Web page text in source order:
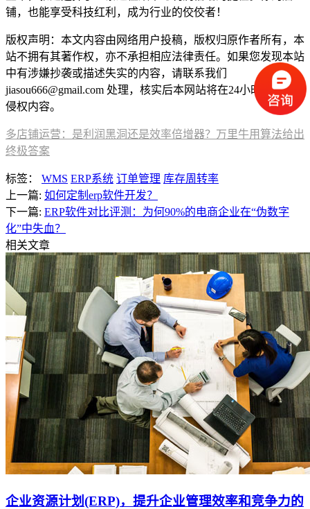
铺，也能享受科技红利，成为行业的佼佼者！
版权声明：本文内容由网络用户投稿，版权归原作者所有，本
站不拥有其著作权，亦不承担相应法律责任。如果您发现本站
中有涉嫌抄袭或描述失实的内容，请联系我们
jiasou666@gmail.com 处理，核实后本网站将在24小时内删除
侵权内容。
多店铺运营：是利润黑洞还是效率倍增器？万里牛用算法给出
终极答案
标签： WMS ERP系统 订单管理 库存周转率
上一篇: 如何定制erp软件开发？
下一篇: ERP软件对比评测：为何90%的电商企业在“伪数字
化”中失血？
相关文章
企业资源计划(ERP)，提升企业管理效率和竞争力的